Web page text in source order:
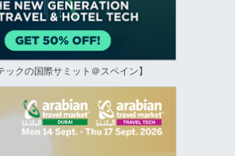
ックの国際サミット＠スペイン】